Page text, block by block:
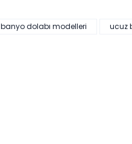
banyo dolabı modelleri ucuz